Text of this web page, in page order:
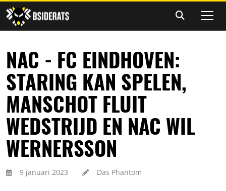
NAC - FC EINDHOVEN:
STARING KAN SPELEN,
MANSCHOT FLUIT
WEDSTRIJD EN NAC WIL
WERNERSSON
9 januari 2023 Das Phantom